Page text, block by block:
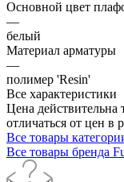
Основной цвет
—
белый
Материал арматуры
—
полимер 'Resin'
Все характеристики
Цена действительна
отличаться от цен в
Все товары
Все товары бренда